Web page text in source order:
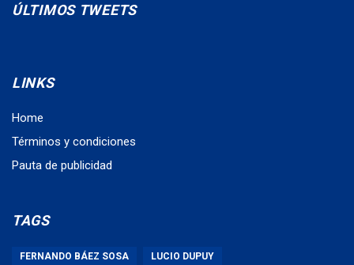
ÚLTIMOS TWEETS
LINKS
Home
Términos y condiciones
Pauta de publicidad
TAGS
FERNANDO BÁEZ SOSA LUCIO DUPUY